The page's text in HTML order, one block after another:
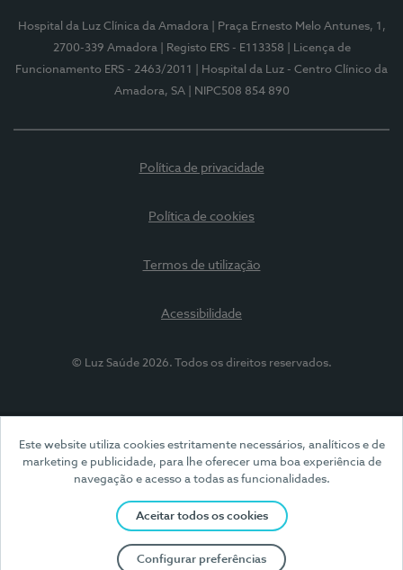
Este website utiliza cookies estritamente necessários, analíticos e de
marketing e publicidade, para lhe oferecer uma boa experiência de
navegação e acesso a todas as funcionalidades.
Aceitar todos os cookies
Configurar preferências
Hospital da Luz Clínica da Amadora
| Praça Ernesto Melo Antunes, 1,
2700-339 Amadora
| Registo ERS - E113358
| Licença de
Funcionamento ERS - 2463/2011
| Hospital da Luz - Centro Clínico da
Amadora, SA
| NIPC508 854 890
Política de privacidade
Política de cookies
Termos de utilização
Acessibilidade
© Luz Saúde 2026. Todos os direitos reservados.